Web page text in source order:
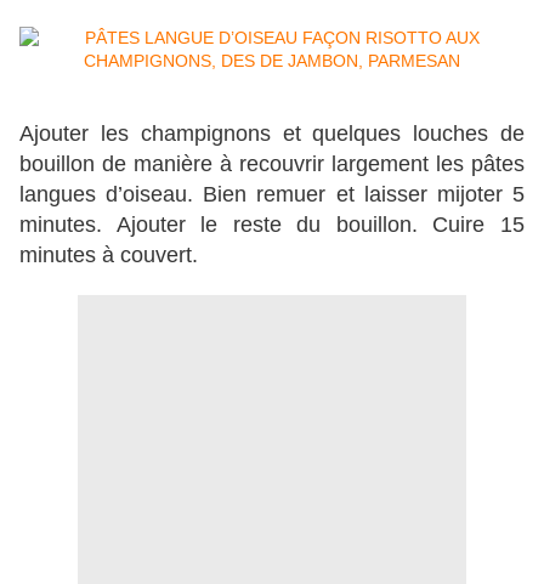
Ajouter les champignons et quelques louches de
bouillon de manière à recouvrir largement les pâtes
langues d’oiseau. Bien remuer et laisser mijoter 5
minutes. Ajouter le reste du bouillon. Cuire 15
minutes à couvert.